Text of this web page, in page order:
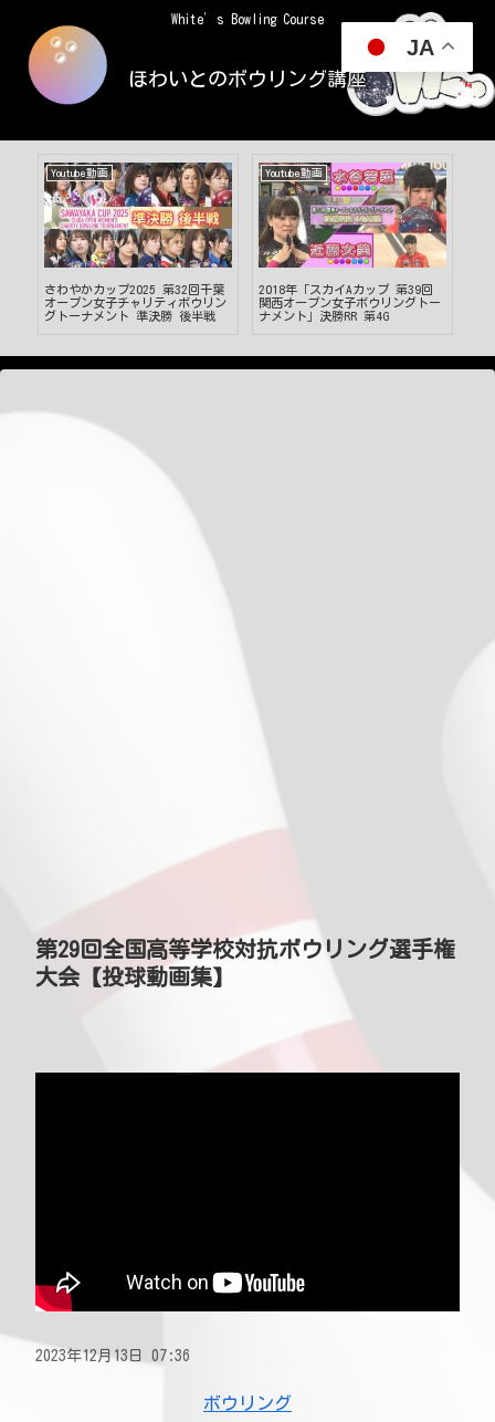
White’s Bowling Course
ほわいとのボウリング講座
Youtube動画
さわやかカップ2025 第32回千葉
オープン女子チャリティボウリン
グトーナメント 準決勝 後半戦
Youtube動画
2018年「スカイAカップ 第39回
関西オープン女子ボウリングトー
ナメント」決勝RR 第4G
第29回全国高等学校対抗ボウリング選手権
大会【投球動画集】
2023年12月13日 07:36
ボウリング
JA